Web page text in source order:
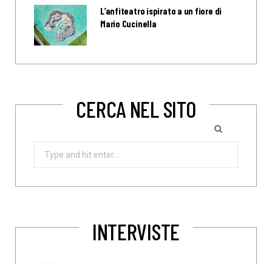
L’anfiteatro ispirato a un fiore di
Mario Cucinella
CERCA NEL SITO
Search
INTERVISTE